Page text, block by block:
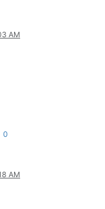
AM
0
AM